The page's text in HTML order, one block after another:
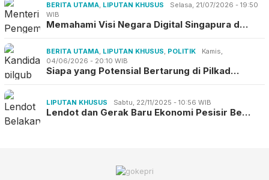
BERITA UTAMA, LIPUTAN KHUSUS
Selasa, 21/07/2026 - 19:50
WIB
Memahami Visi Negara Digital Singapura d…
BERITA UTAMA, LIPUTAN KHUSUS, POLITIK
Kamis,
04/06/2026 - 20:10 WIB
Siapa yang Potensial Bertarung di Pilkad…
LIPUTAN KHUSUS Sabtu, 22/11/2025 - 10:56 WIB
Lendot dan Gerak Baru Ekonomi Pesisir Be…